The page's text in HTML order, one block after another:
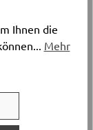
Ihnen die
Mehr